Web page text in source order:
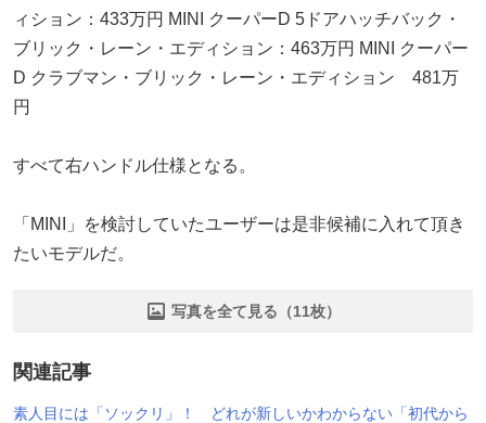
ィション：433万円 MINI クーパーD 5ドアハッチバック・
ブリック・レーン・エディション：463万円 MINI クーパー
D クラブマン・ブリック・レーン・エディション 481万
円
すべて右ハンドル仕様となる。
「MINI」を検討していたユーザーは是非候補に入れて頂き
たいモデルだ。
写真を全て見る（11枚）
関連記事
素人目には「ソックリ」！ どれが新しいかわからない「初代から